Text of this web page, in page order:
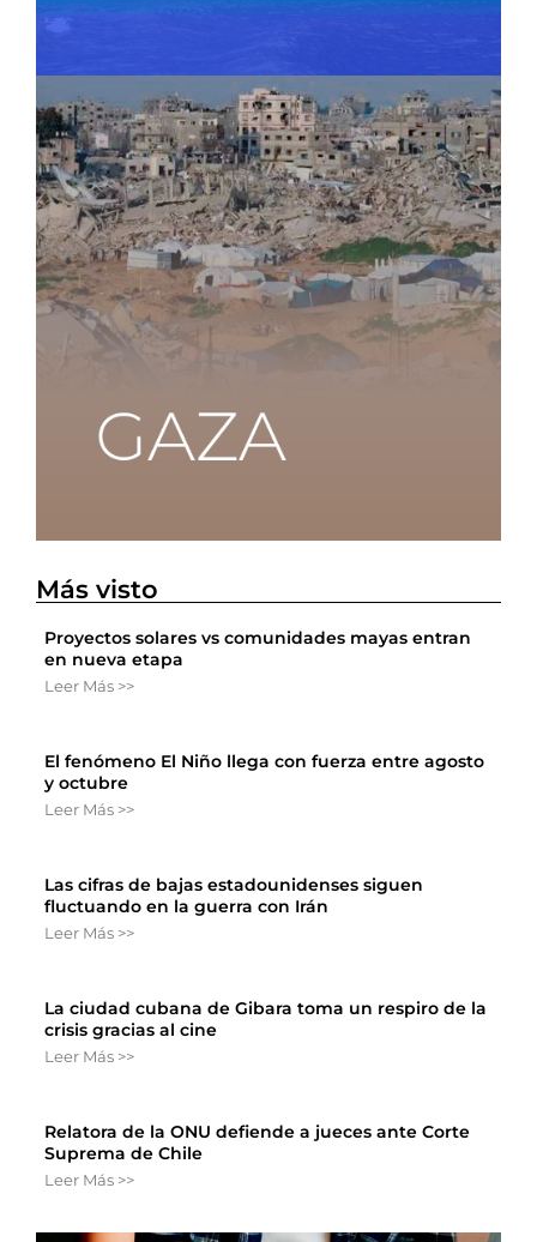
Más visto
Proyectos solares vs comunidades mayas entran
en nueva etapa
Leer Más >>
El fenómeno El Niño llega con fuerza entre agosto
y octubre
Leer Más >>
Las cifras de bajas estadounidenses siguen
fluctuando en la guerra con Irán
Leer Más >>
La ciudad cubana de Gibara toma un respiro de la
crisis gracias al cine
Leer Más >>
Relatora de la ONU defiende a jueces ante Corte
Suprema de Chile
Leer Más >>